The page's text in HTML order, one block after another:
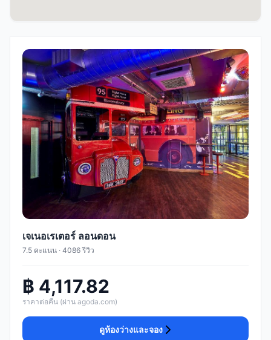
เจเนอเรเตอร์ ลอนดอน
7.5 คะแนน · 4086 รีวิว
฿ 4,117.82
ราคาต่อคืน (ผ่าน agoda.com)
ดูห้องว่างและจอง